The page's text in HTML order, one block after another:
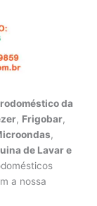
da
, Frigobar,
,
de Lavar e
a nossa